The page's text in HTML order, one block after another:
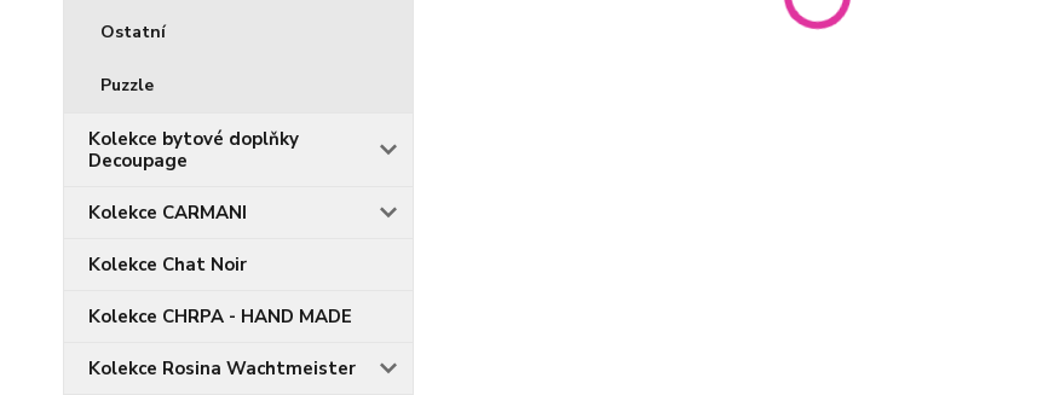
Ostatní
Puzzle
Kolekce bytové doplňky
Decoupage
Kolekce CARMANI
Kolekce Chat Noir
Kolekce CHRPA - HAND MADE
Kolekce Rosina Wachtmeister